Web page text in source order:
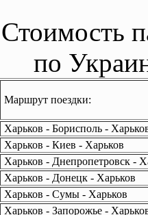
Стоимость
по
Маршрут поездки:
Харьков - Борисполь -
Харьков - Киев - Харьков
Харьков - Днепропетровск -
Харьков - Донецк - Харьков
Харьков - Сумы - Харьков
Харьков - Запорожье -